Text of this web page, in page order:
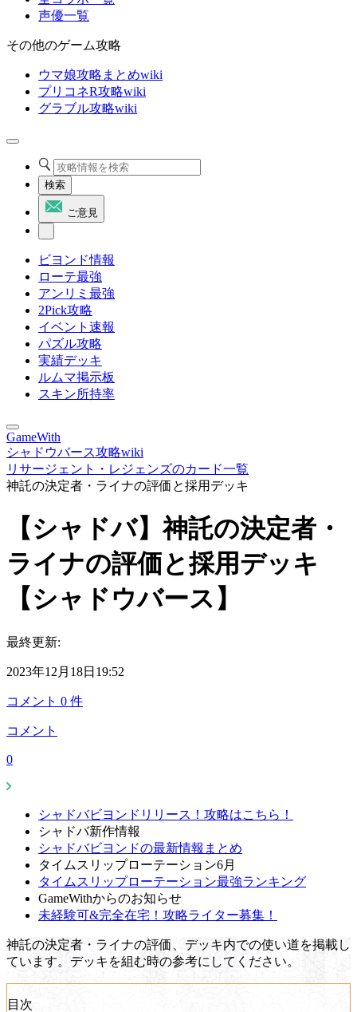
声優一覧
その他のゲーム攻略
ウマ娘攻略まとめwiki
プリコネR攻略wiki
グラブル攻略wiki
検索
ご意見
ビヨンド情報
ローテ最強
アンリミ最強
2Pick攻略
イベント速報
パズル攻略
実績デッキ
ルムマ掲示板
スキン所持率
GameWith
シャドウバース攻略wiki
リサージェント・レジェンズのカード一覧
神託の決定者・ライナの評価と採用デッキ
【シャドバ】神託の決定者・
ライナの評価と採用デッキ
【シャドウバース】
最終更新:
2023年12月18日19:52
コメント 0 件
コメント
0
シャドバビヨンドリリース！攻略はこちら！
シャドバ新作情報
シャドバビヨンドの最新情報まとめ
タイムスリップローテーション6月
タイムスリップローテーション最強ランキング
GameWithからのお知らせ
未経験可&完全在宅！攻略ライター募集！
神託の決定者・ライナの評価、デッキ内での使い道を掲載し
ています。デッキを組む時の参考にしてください。
目次